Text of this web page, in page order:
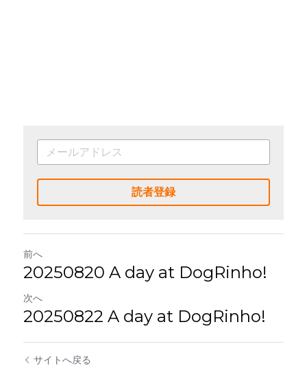
読者登録
前へ
20250820 A day at DogRinho!
次へ
20250822 A day at DogRinho!
サイトへ戻る